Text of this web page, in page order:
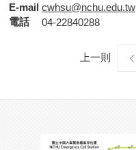
E-mail cwhsu@nchu.edu.tw
電話
04-22840288
上一則